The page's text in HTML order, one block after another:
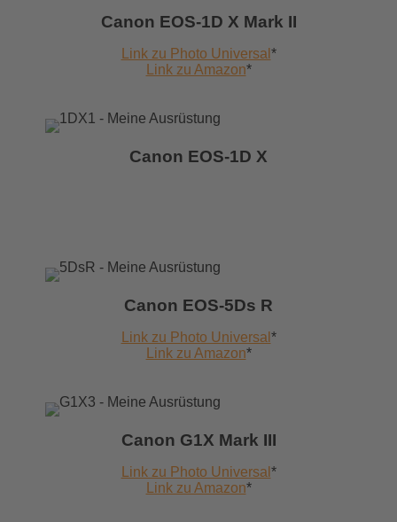
Canon EOS-1D X Mark II
Link zu Photo Universal *
Link zu Amazon*
Canon EOS-1D X
Canon EOS-5Ds R
Link zu Photo Universal *
Link zu Amazon*
Canon G1X Mark III
Link zu Photo Universal *
Link zu Amazon*